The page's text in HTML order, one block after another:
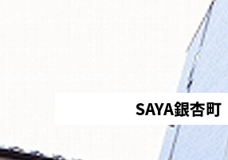
SAYA銀杏町